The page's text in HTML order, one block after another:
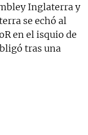
Inglaterra y
se echó al
en el isquio de
tras una